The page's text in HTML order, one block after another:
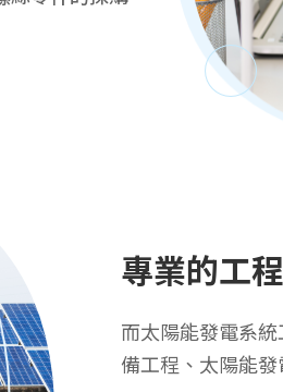
專業的工
而太陽能發電系
備工程、太陽能